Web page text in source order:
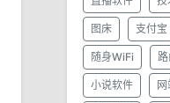
图床 支付宝
随身WiFi
小说软件